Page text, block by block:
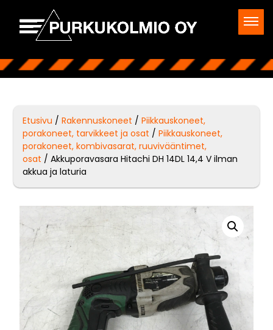
Etusivu /Rakennuskoneet /Piikkauskoneet,
porakoneet, tarvikkeet ja osat /Piikkauskoneet,
porakoneet, kombivasarat, ruuvivääntimet,
osat / Akkuporavasara Hitachi DH 14DL 14,4 V ilman
akkua ja laturia